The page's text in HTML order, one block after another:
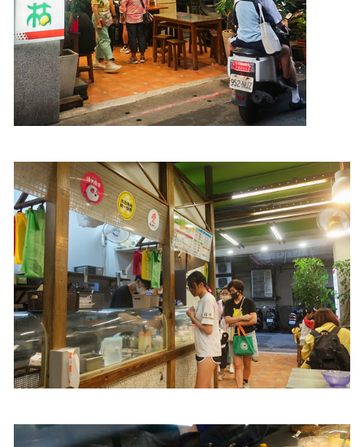
歷史區
關於Yilan
個人著作
活動實況記錄
合作與代言
訂閱電子報